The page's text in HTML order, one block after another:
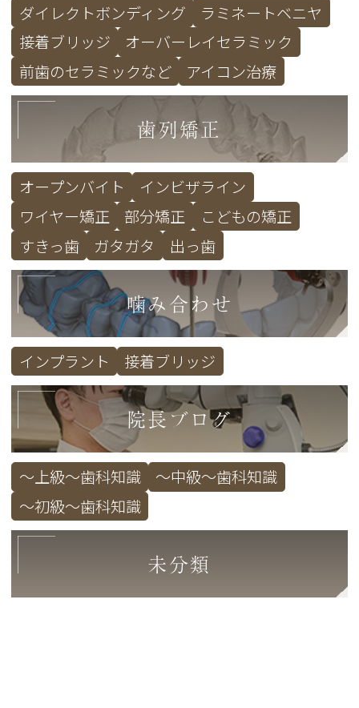
ダイレクトボンディング
ラミネートベニヤ
接着ブリッジ
オーバーレイセラミック
前歯のセラミックなど
アイコン治療
歯列矯正
オープンバイト
インビザライン
ワイヤー矯正
部分矯正
こどもの矯正
すきっ歯
ガタガタ 出っ歯
噛み合わせ
インプラント 接着ブリッジ
院長ブログ
～上級～歯科知識
～中級～歯科知識
～初級～歯科知識
未分類